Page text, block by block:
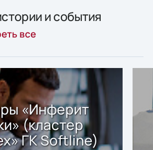
и события
все
«Инферит
(кластер
ГК Softline)